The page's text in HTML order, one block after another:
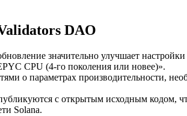
DAO
значительно улучшает
CPU (4-го поколения или новее)».
о параметрах производительности,
с открытым исходным кодом,
Solana.